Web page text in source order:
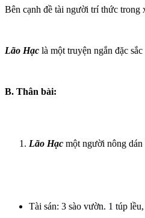
Bên cạnh đề tài người trí thức trong
Lão Hạc là một truyện ngắn đặc
B. Thân bài:
Lão Hạc một người nông dán
Tài sán: 3 sào vườn. 1 túp